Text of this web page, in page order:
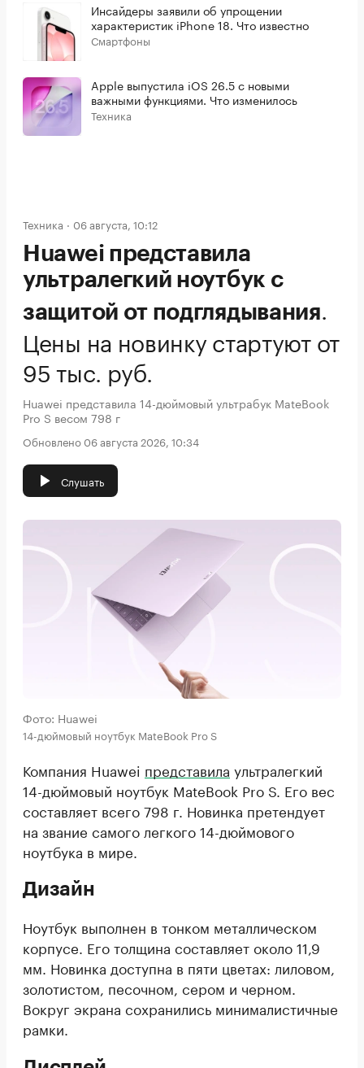
Инсайдеры заявили об упрощении
характеристик iPhone 18. Что известно
Смартфоны
Apple выпустила iOS 26.5 с новыми
важными функциями. Что изменилось
Техника
Техника 06 августа, 10:12
Huawei представила
ультралегкий ноутбук с
защитой от подглядывания.
Цены на новинку стартуют от
95 тыс. руб.
Huawei представила 14-дюймовый ультрабук MateBook
Pro S весом 798 г
Обновлено 06 августа 2026, 10:34
Слушать
Фото: Huawei
14-дюймовый ноутбук MateBook Pro S
Компания Huawei представила ультралегкий
14-дюймовый ноутбук MateBook Pro S. Его вес
составляет всего 798 г. Новинка претендует
на звание самого легкого 14-дюймового
ноутбука в мире.
Дизайн
Ноутбук выполнен в тонком металлическом
корпусе. Его толщина составляет около 11,9
мм. Новинка доступна в пяти цветах: лиловом,
золотистом, песочном, сером и черном.
Вокруг экрана сохранились минималистичные
рамки.